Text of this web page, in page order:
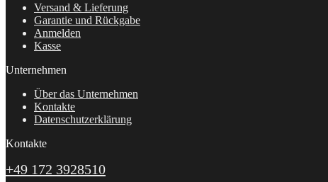
Versand & Lieferung
Garantie und Rückgabe
Anmelden
Kasse
Unternehmen
Über das Unternehmen
Kontakte
Datenschutzerklärung
Kontakte
+49 172 3928510